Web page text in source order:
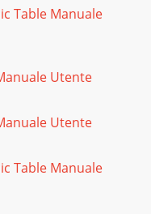
Table Manuale
Utente
Utente
Table Manuale